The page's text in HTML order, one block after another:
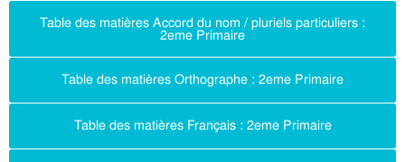
Table des matières Accord du nom / pluriels particuliers :
2eme Primaire
Table des matières Orthographe : 2eme Primaire
Table des matières Français : 2eme Primaire